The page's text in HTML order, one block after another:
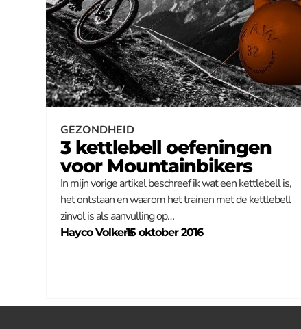
GEZONDHEID
3 kettlebell oefeningen
voor Mountainbikers
In mijn vorige artikel beschreef ik wat een kettlebell is,
het ontstaan en waarom het trainen met de kettlebell
zinvol is als aanvulling op…
Hayco Volkers
–
15 oktober 2016